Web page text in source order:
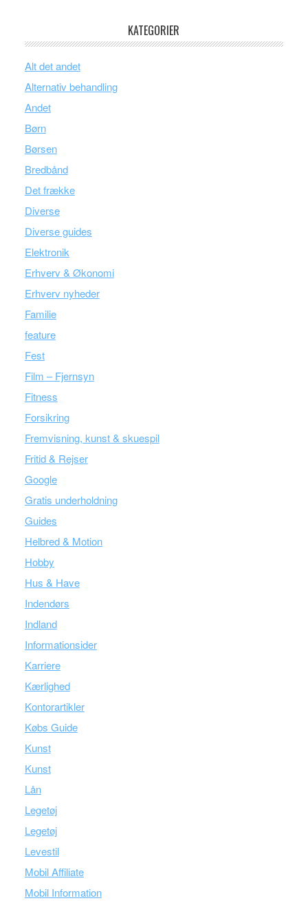
KATEGORIER
Alt det andet
Alternativ behandling
Andet
Børn
Børsen
Bredbånd
Det frække
Diverse
Diverse guides
Elektronik
Erhverv & Økonomi
Erhverv nyheder
Familie
feature
Fest
Film – Fjernsyn
Fitness
Forsikring
Fremvisning, kunst & skuespil
Fritid & Rejser
Google
Gratis underholdning
Guides
Helbred & Motion
Hobby
Hus & Have
Indendørs
Indland
Informationsider
Karriere
Kærlighed
Kontorartikler
Købs Guide
Kunst
Kunst
Lån
Legetøj
Legetøj
Levestil
Mobil Affiliate
Mobil Information